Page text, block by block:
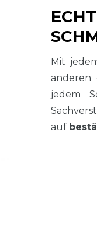
Mit
anderen
jedem
auf